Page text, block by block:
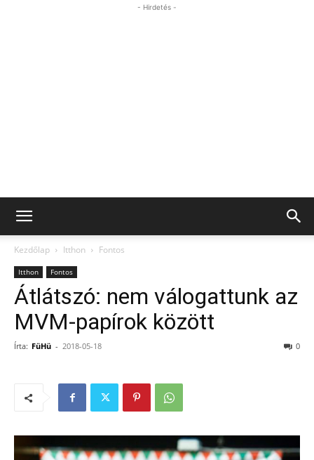
- Hirdetés -
Kezdőlap Itthon Fontos
Itthon Fontos
Átlátszó: nem válogattunk az
MVM-papírok között
Írta: FüHü - 2018-05-18 0